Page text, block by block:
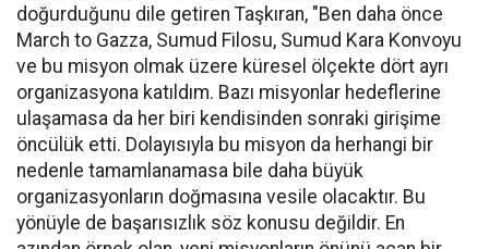
doğurduğunu dile getiren Taşkıran, "Ben daha önce
March to Gazza, Sumud Filosu, Sumud Kara Konvoyu
ve bu misyon olmak üzere küresel ölçekte dört ayrı
organizasyona katıldım. Bazı misyonlar hedeflerine
ulaşamasa da her biri kendisinden sonraki girişime
öncülük etti. Dolayısıyla bu misyon da herhangi bir
nedenle tamamlanamasa bile daha büyük
organizasyonların doğmasına vesile olacaktır. Bu
yönüyle de başarısızlık söz konusu değildir. En